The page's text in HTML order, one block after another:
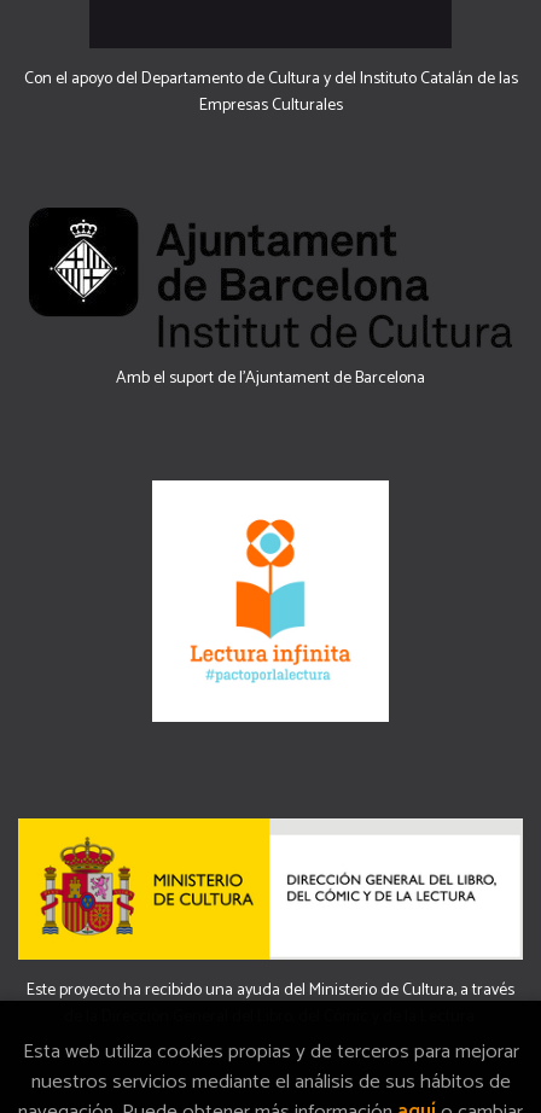
Con el apoyo del Departamento de Cultura y del Instituto Catalán de las
Empresas Culturales
Amb el suport de l’Ajuntament de Barcelona
Este proyecto ha recibido una ayuda del Ministerio de Cultura, a través
Esta web utiliza cookies propias y de terceros para mejorar
nuestros servicios mediante el análisis de sus hábitos de